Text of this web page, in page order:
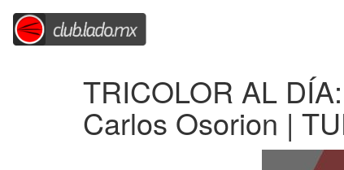
TRICOLOR AL
Carlos Osorion |